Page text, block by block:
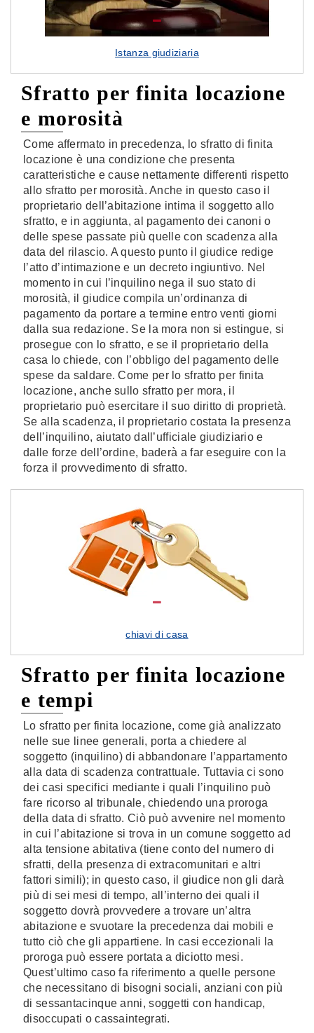
Istanza giudiziaria
Sfratto per finita locazione
e morosità
Come affermato in precedenza, lo sfratto di finita
locazione è una condizione che presenta
caratteristiche e cause nettamente differenti rispetto
allo sfratto per morosità. Anche in questo caso il
proprietario dell’abitazione intima il soggetto allo
sfratto, e in aggiunta, al pagamento dei canoni o
delle spese passate più quelle con scadenza alla
data del rilascio. A questo punto il giudice redige
l’atto d’intimazione e un decreto ingiuntivo. Nel
momento in cui l’inquilino nega il suo stato di
morosità, il giudice compila un’ordinanza di
pagamento da portare a termine entro venti giorni
dalla sua redazione. Se la mora non si estingue, si
prosegue con lo sfratto, e se il proprietario della
casa lo chiede, con l’obbligo del pagamento delle
spese da saldare. Come per lo sfratto per finita
locazione, anche sullo sfratto per mora, il
proprietario può esercitare il suo diritto di proprietà.
Se alla scadenza, il proprietario costata la presenza
dell’inquilino, aiutato dall’ufficiale giudiziario e
dalle forze dell’ordine, baderà a far eseguire con la
forza il provvedimento di sfratto.
chiavi di casa
Sfratto per finita locazione
e tempi
Lo sfratto per finita locazione, come già analizzato
nelle sue linee generali, porta a chiedere al
soggetto (inquilino) di abbandonare l’appartamento
alla data di scadenza contrattuale. Tuttavia ci sono
dei casi specifici mediante i quali l’inquilino può
fare ricorso al tribunale, chiedendo una proroga
della data di sfratto. Ciò può avvenire nel momento
in cui l’abitazione si trova in un comune soggetto ad
alta tensione abitativa (tiene conto del numero di
sfratti, della presenza di extracomunitari e altri
fattori simili); in questo caso, il giudice non gli darà
più di sei mesi di tempo, all’interno dei quali il
soggetto dovrà provvedere a trovare un’altra
abitazione e svuotare la precedenza dai mobili e
tutto ciò che gli appartiene. In casi eccezionali la
proroga può essere portata a diciotto mesi.
Quest’ultimo caso fa riferimento a quelle persone
che necessitano di bisogni sociali, anziani con più
di sessantacinque anni, soggetti con handicap,
disoccupati o cassaintegrati.